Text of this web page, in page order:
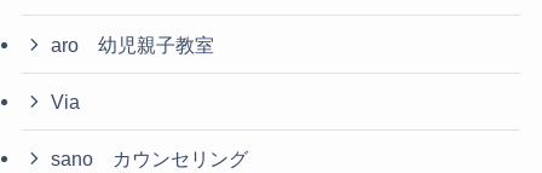
aro 幼児親子教室
Via
sano カウンセリング